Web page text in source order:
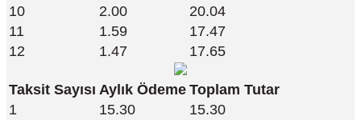
10
2.00
20.04
11
1.59
17.47
12
1.47 17.65
Taksit Sayısı Aylık Ödeme Toplam Tutar
1
15.30
15.30